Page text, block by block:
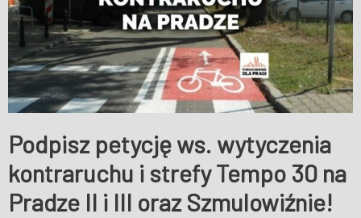
Podpisz petycję ws. wytyczenia
kontraruchu i strefy Tempo 30 na
Pradze II i III oraz Szmulowiźnie!